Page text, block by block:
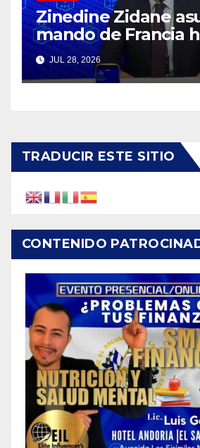
Zinedine Zidane
mando de Francia
Mundial 2030
JUL 28, 2026
TRADUCIR ESTE SITIO
CONTENIDO